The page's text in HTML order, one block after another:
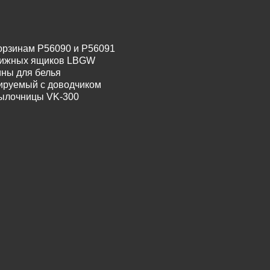
P56090 и P56091
ящиков LBGW
для белья
с доводчиком
VK-300